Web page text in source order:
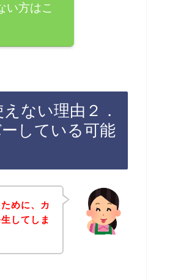
い方はこ
ない理由２．
している可能
めに、カ
してしま